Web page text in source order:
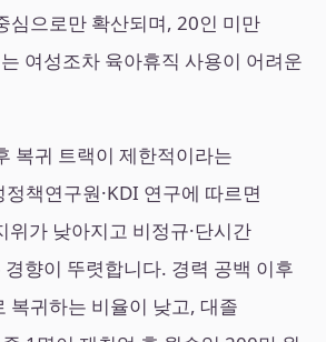
심으로만 확산되며, 20인 미만
여성조차 육아휴직 사용이 어려운
복귀 트랙이 제한적이라는
책연구원·KDI 연구에 따르면
위가 낮아지고 비정규·단시간
향이 뚜렷합니다. 경력 공백 이후
복귀하는 비율이 낮고, 대졸